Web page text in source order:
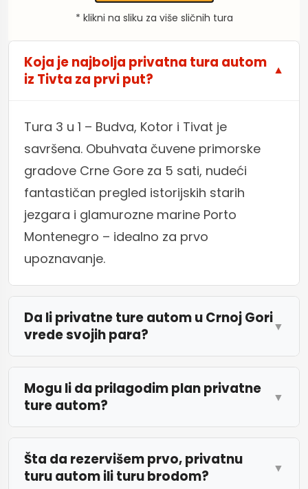
* klikni na sliku za više sličnih tura
Koja je najbolja privatna tura autom
iz Tivta za prvi put?
Tura 3 u 1 – Budva, Kotor i Tivat je
savršena. Obuhvata čuvene primorske
gradove Crne Gore za 5 sati, nudeći
fantastičan pregled istorijskih starih
jezgara i glamurozne marine Porto
Montenegro – idealno za prvo
upoznavanje.
Da li privatne ture autom u Crnoj Gori
vrede svojih para?
Mogu li da prilagodim plan privatne
ture autom?
Šta da rezervišem prvo, privatnu
turu autom ili turu brodom?